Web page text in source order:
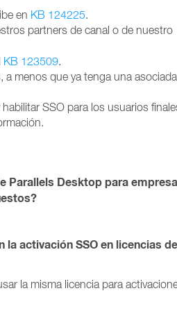
en KB 124225.
partners de canal o de nuestro
KB 123509.
menos que ya tenga una
SSO para los usuarios
Parallels Desktop para
activación SSO en licencias de
la misma licencia para